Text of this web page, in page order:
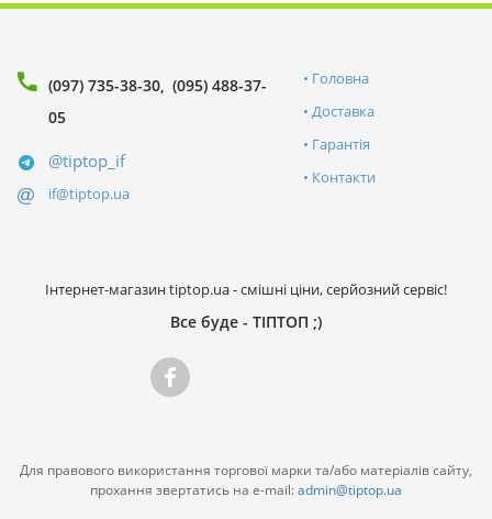
(097) 735-38-30 (095) 488-37-
05
@tiptop_if
if@tiptop.ua
Головна
Доставка
Гарантія
Контакти
Інтернет-магазин tiptop.ua - смішні ціни, серйозний сервіс!
Все буде - ТІПТОП ;)
Для правового використання торгової марки та/або матеріалів сайту,
прохання звертатись на e-mail:admin@tiptop.ua